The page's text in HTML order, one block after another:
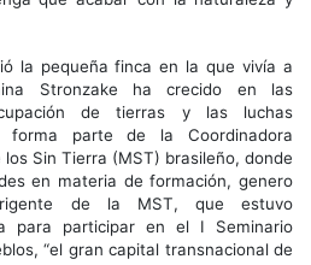
la pequeña finca en la que vivía a
Stronzake ha crecido en las
de tierras y las luchas
forma parte de la Coordinadora
Sin Tierra (MST) brasileño, donde
en materia de formación, genero
de la MST, que estuvo
para participar en el I Seminario
“el gran capital transnacional de